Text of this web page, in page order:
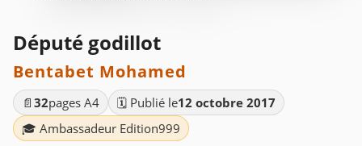
Député godillot
Bentabet Mohamed
📄 32pages A4 🗓️ Publié le12 octobre 2017
🎓 Ambassadeur Edition999